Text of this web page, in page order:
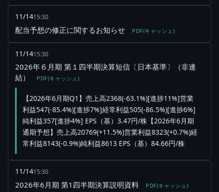
11/1415:30
配当予想の修正に関するお知らせ PDF(キャッシュ)
11/1415:30
2026年６月期 第１四半期決算短信〔日本基準〕（非連
結）
PDF(キャッシュ)
【2026年6月期Q1】売上高2368(-63.1%)[進捗11%]営業
利益547(-85.4%)[進捗7%]経常利益505(-86.5%)[進捗6%]
純利益357[進捗4%] EPS（基）3.47円/株【2026年6月期
通期予想】売上高20769(+11.5%)営業利益8323(+0.7%)経
常利益8143(-0.9%)純利益8613 EPS（基）84.66円/株
11/1415:30
2026年6月期 第1四半期決算説明資料 PDF(キャッシュ)